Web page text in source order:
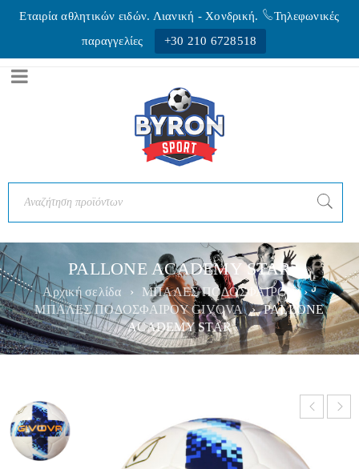
Εταιρία αθλητικών ειδών. Λιανική - Xονδρική.
Τηλεφωνικές
παραγγελίες
+30 210 6728518
PALLONE ACADEMY STAR
Αρχική σελίδα › ΜΠΑΛΕΣ ΠΟΔΟΣΦΑΙΡΟΥ ›
ΜΠΑΛΕΣ ΠΟΔΟΣΦΑΙΡΟΥ GIVOVA › PALLONE
ACADEMY STAR